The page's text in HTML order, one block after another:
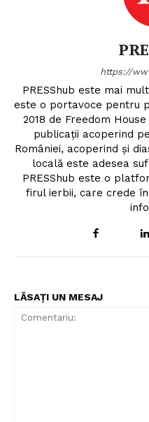
https://
PRESShub este mai
este o portavoce pentru
2018 de Freedom
publicații acoperind
României, acoperind și
locală este adesea
PRESShub este o
firul ierbii, care crede
LĂSAȚI UN MESAJ